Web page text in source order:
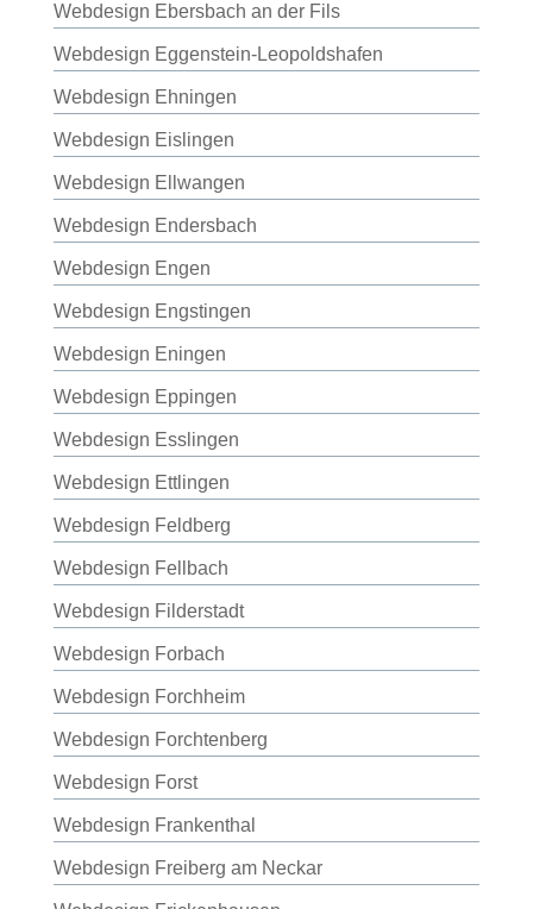
Webdesign Ebersbach an der Fils
Webdesign Eggenstein-Leopoldshafen
Webdesign Ehningen
Webdesign Eislingen
Webdesign Ellwangen
Webdesign Endersbach
Webdesign Engen
Webdesign Engstingen
Webdesign Eningen
Webdesign Eppingen
Webdesign Esslingen
Webdesign Ettlingen
Webdesign Feldberg
Webdesign Fellbach
Webdesign Filderstadt
Webdesign Forbach
Webdesign Forchheim
Webdesign Forchtenberg
Webdesign Forst
Webdesign Frankenthal
Webdesign Freiberg am Neckar